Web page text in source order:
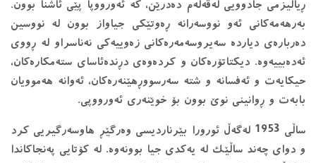
ڕیالیزمی جادوویی لەقەڵەم دەدرێن، کە ئەورووپا پێی ئاشنا بوون.
بەرهەمەکانی ئەو نووسەرانە ڕەوتێکی جیاواز بوون لە نووسین
دەربارەی دیاردە سەیروسەمەرەکانی زەوییەکی نەناسراو لە ڕووی
ئەدەبییەوە. دیکتاتۆرەکان و کردەوەی دڕندەئاسای ستەمکارەکان،
حیکایەت و ئەفسانە و شتە سەرسووڕهێنەرەکان، ئەوانە هەموویان
بابەت و ڕوانینی نوێ بوون بۆ خوێنەری ئەورووپی.
ساڵی 1953 لەگەڵ ئورورا بێرناردیسی وەرگێڕ هاوسەرگیریی کرد
و دوای چەند ساڵێک لە یەکدی جیا بوونەوە. لە كۆتایی پەنجاكاندا